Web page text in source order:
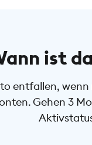
ist
entfallen,
Gehen 3